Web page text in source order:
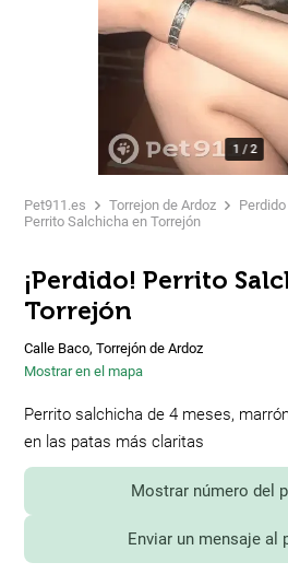
1 /2
Pet911.es Torrejon de Ardoz Perdido
Perrito Salchicha en Torrejón
¡Perdido! Perrito
Torrejón
Calle Baco, Torrejón de Ardoz
Mostrar en el mapa
Perrito salchicha de 4 meses,
en las patas más claritas
Mostrar número del
Enviar un mensaje al